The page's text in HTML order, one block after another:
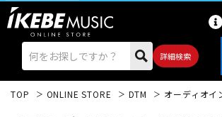
詳細検索
TOP ONLINE STORE DTM オーディオイ